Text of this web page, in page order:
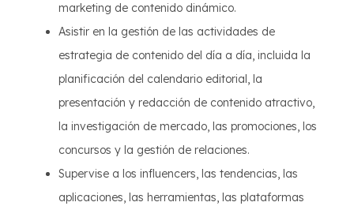
marketing de contenido dinámico.
Asistir en la gestión de las actividades de
estrategia de contenido del día a día, incluida la
planificación del calendario editorial, la
presentación y redacción de contenido atractivo,
la investigación de mercado, las promociones, los
concursos y la gestión de relaciones.
Supervise a los influencers, las tendencias, las
aplicaciones, las herramientas, las plataformas